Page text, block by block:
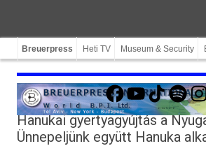
Breuerpress Heti TV Museum & Security
Facebook
YouTube
TikTokSpotify
Hanukai gyertyagyújtás a
Ünnepeljünk együtt Hanuka